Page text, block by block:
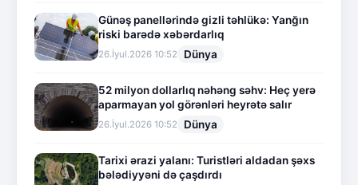
Günəş panellərində gizli təhlükə: Yanğın
riski barədə xəbərdarlıq
26.İyul.2026 10:52 Dünya
52 milyon dollarlıq nəhəng səhv: Heç yerə
aparmayan yol görənləri heyrətə salır
26.İyul.2026 10:52 Dünya
Tarixi ərazi yalanı: Turistləri aldadan şəxs
bələdiyyəni də çaşdırdı